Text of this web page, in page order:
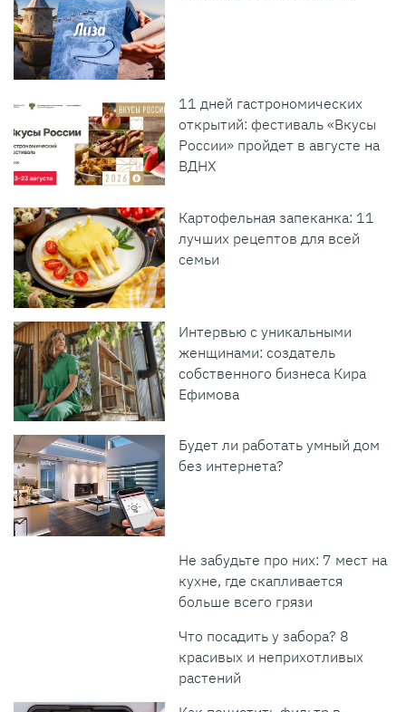
11 дней гастрономических
открытий: фестиваль «Вкусы
России» пройдет в августе на
ВДНХ
Картофельная запеканка: 11
лучших рецептов для всей
семьи
Интервью с уникальными
женщинами: создатель
собственного бизнеса Кира
Ефимова
Будет ли работать умный дом
без интернета?
Не забудьте про них: 7 мест на
кухне, где скапливается
больше всего грязи
Что посадить у забора? 8
красивых и неприхотливых
растений